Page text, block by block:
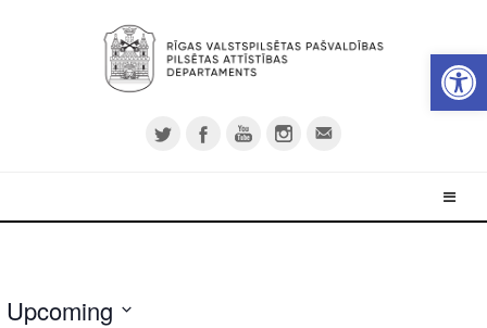
Upcoming